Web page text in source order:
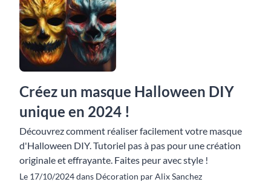
Créez un masque Halloween DIY
unique en 2024 !
Découvrez comment réaliser facilement votre masque
d'Halloween DIY. Tutoriel pas à pas pour une création
originale et effrayante. Faites peur avec style !
Le 17/10/2024 dans Décoration par Alix Sanchez